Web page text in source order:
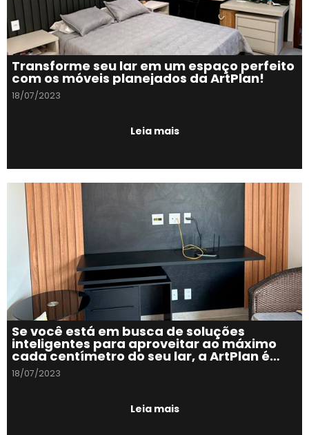
Transforme seu lar em um espaço perfeito
com os móveis planejados da ArtPlan!
18/07/2023
Leia mais
Se você está em busca de soluções
inteligentes para aproveitar ao máximo
cada centímetro do seu lar, a ArtPlan é
sem dúvida a escolha certa.
18/07/2023
Leia mais